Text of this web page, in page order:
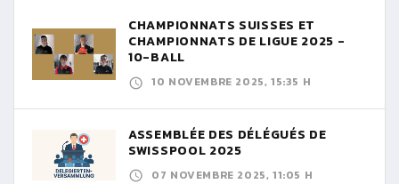
CHAMPIONNATS SUISSES ET
CHAMPIONNATS DE LIGUE 2025 -
10-BALL
10 NOVEMBRE 2025, 15:35 H
ASSEMBLÉE DES DÉLÉGUÉS DE
SWISSPOOL 2025
07 NOVEMBRE 2025, 11:05 H